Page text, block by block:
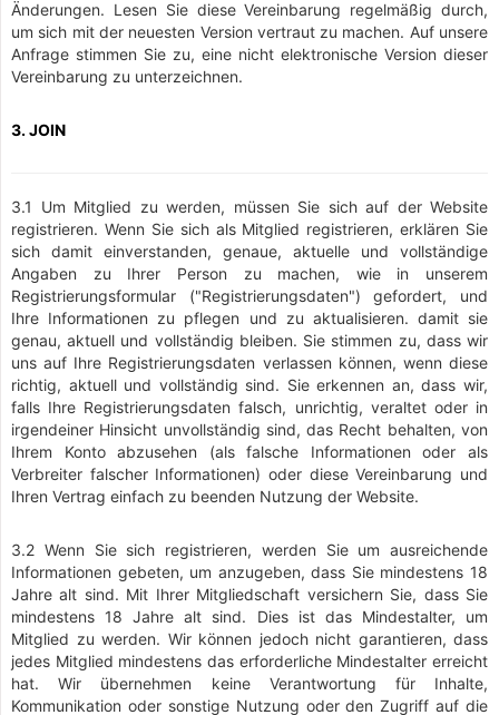
Änderungen. Lesen Sie diese Vereinbarung regelmäßig durch,
um sich mit der neuesten Version vertraut zu machen. Auf unsere
Anfrage stimmen Sie zu, eine nicht elektronische Version dieser
Vereinbarung zu unterzeichnen.
3. JOIN
3.1 Um Mitglied zu werden, müssen Sie sich auf der Website
registrieren. Wenn Sie sich als Mitglied registrieren, erklären Sie
sich damit einverstanden, genaue, aktuelle und vollständige
Angaben zu Ihrer Person zu machen, wie in unserem
Registrierungsformular ("Registrierungsdaten") gefordert, und
Ihre Informationen zu pflegen und zu aktualisieren. damit sie
genau, aktuell und vollständig bleiben. Sie stimmen zu, dass wir
uns auf Ihre Registrierungsdaten verlassen können, wenn diese
richtig, aktuell und vollständig sind. Sie erkennen an, dass wir,
falls Ihre Registrierungsdaten falsch, unrichtig, veraltet oder in
irgendeiner Hinsicht unvollständig sind, das Recht behalten, von
Ihrem Konto abzusehen (als falsche Informationen oder als
Verbreiter falscher Informationen) oder diese Vereinbarung und
Ihren Vertrag einfach zu beenden Nutzung der Website.
3.2 Wenn Sie sich registrieren, werden Sie um ausreichende
Informationen gebeten, um anzugeben, dass Sie mindestens 18
Jahre alt sind. Mit Ihrer Mitgliedschaft versichern Sie, dass Sie
mindestens 18 Jahre alt sind. Dies ist das Mindestalter, um
Mitglied zu werden. Wir können jedoch nicht garantieren, dass
jedes Mitglied mindestens das erforderliche Mindestalter erreicht
hat. Wir übernehmen keine Verantwortung für Inhalte,
Kommunikation oder sonstige Nutzung oder den Zugriff auf die